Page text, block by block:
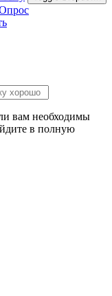
вам необходимы
в полную